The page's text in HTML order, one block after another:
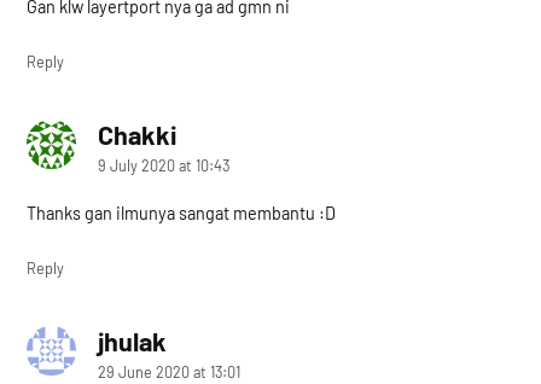
Gan klw layertport nya ga ad gmn ni
Reply
Chakkisays:
9 July 2020 at 10:43
Thanks gan ilmunya sangat membantu :D
Reply
jhulaksays:
29 June 2020 at 13:01